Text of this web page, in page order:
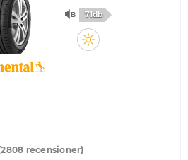
71db
recensioner)